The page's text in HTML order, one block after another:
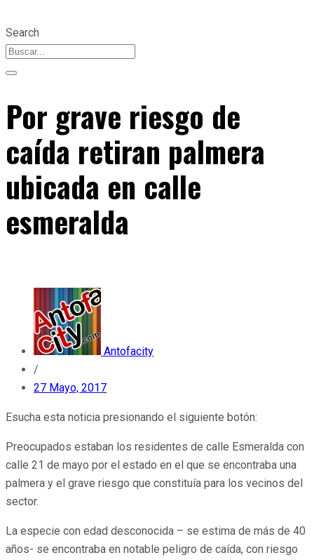
Search
Por grave riesgo de
caída retiran palmera
ubicada en calle
esmeralda
Antofacity
/
27 Mayo, 2017
Esucha esta noticia presionando el siguiente botón:
Preocupados estaban los residentes de calle Esmeralda con
calle 21 de mayo por el estado en el que se encontraba una
palmera y el grave riesgo que constituía para los vecinos del
sector.
La especie con edad desconocida – se estima de más de 40
años- se encontraba en notable peligro de caída, con riesgo